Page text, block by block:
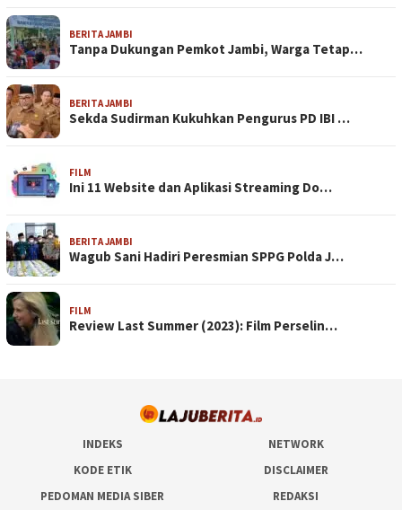
BERITA JAMBI
Tanpa Dukungan Pemkot Jambi, Warga Tetap…
BERITA JAMBI
Sekda Sudirman Kukuhkan Pengurus PD IBI …
FILM
Ini 11 Website dan Aplikasi Streaming Do…
BERITA JAMBI
Wagub Sani Hadiri Peresmian SPPG Polda J…
FILM
Review Last Summer (2023): Film Perselin…
INDEKS
NETWORK
KODE ETIK
DISCLAIMER
PEDOMAN MEDIA SIBER
REDAKSI